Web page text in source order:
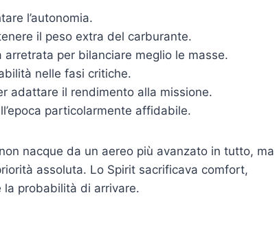
l’autonomia.
il peso extra del carburante.
per bilanciare meglio le masse.
nelle fasi critiche.
adattare il rendimento alla missione.
particolarmente affidabile.
nacque da un aereo più avanzato in tutto, ma
assoluta. Lo Spirit sacrificava comfort,
probabilità di arrivare.